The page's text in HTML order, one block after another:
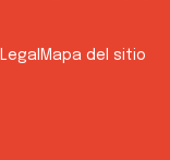
Legal Mapa del sitio